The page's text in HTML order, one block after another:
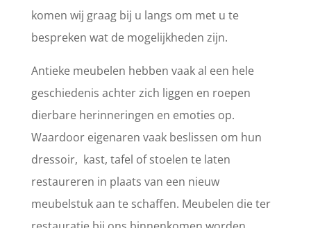
komen wij graag bij u langs om met u te
bespreken wat de mogelijkheden zijn.
Antieke meubelen hebben vaak al een hele
geschiedenis achter zich liggen en roepen
dierbare herinneringen en emoties op.
Waardoor eigenaren vaak beslissen om hun
dressoir, kast, tafel of stoelen te laten
restaureren in plaats van een nieuw
meubelstuk aan te schaffen. Meubelen die ter